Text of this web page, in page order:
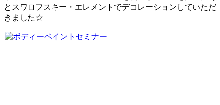
とスワロフスキー・エレメントでデコレーションしていただ
きました☆